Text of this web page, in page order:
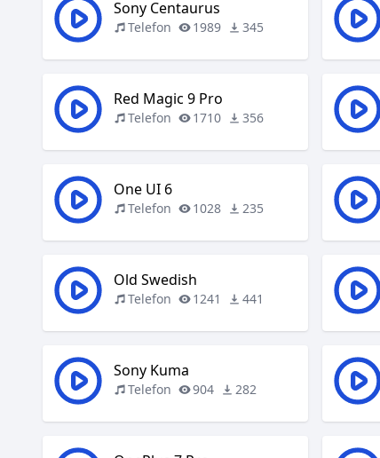
Sony Centaurus
Telefon 1989 345
Red Magic 9 Pro
Telefon 1710 356
One UI 6
Telefon 1028 235
Old Swedish
Telefon 1241 441
Sony Kuma
Telefon 904 282